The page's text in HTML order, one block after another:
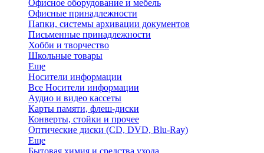
Офисное оборудование и мебель
Офисные принадлежности
Папки, системы архивации документов
Письменные принадлежности
Хобби и творчество
Школьные товары
Еще
Носители информации
Все Носители информации
Аудио и видео кассеты
Карты памяти, флеш-диски
Конверты, стойки и прочее
Оптические диски (CD, DVD, Blu-Ray)
Еще
Бытовая химия и средства ухода